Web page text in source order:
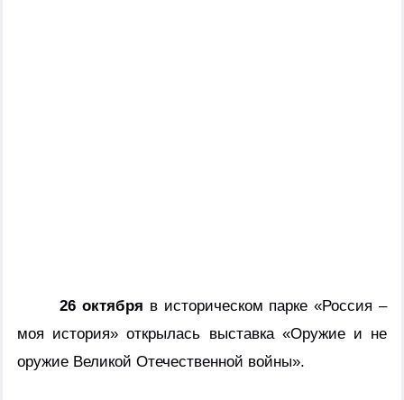
26 октября в историческом парке «Россия –
моя история» открылась выставка «Оружие и не
оружие Великой Отечественной войны».